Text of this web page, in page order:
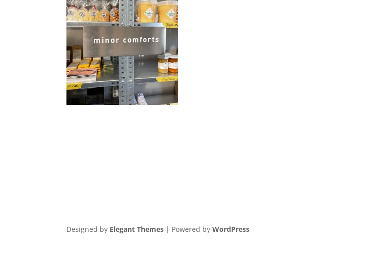
Designed by Elegant Themes | Powered byWordPress